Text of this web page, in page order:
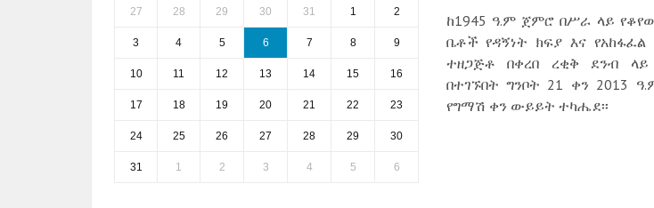
27 28 29 30 31 1 2
3 4 5 6 7 8 9
10 11 12 13 14 15 16
17 18 19 20 21 22 23
24 25 26 27 28 29 30
31 1 2 3 4 5 6
ከ1945 ዓ.ም ጀምሮ በሥራ ላይ
ቤቶች የዳኝነት ክፍያ እና
ተዘጋጅቶ በቀረበ ረቂቅ ደንብ ላይ
በተገኙበት ግንቦት 21 ቀን 2013
የግማሽ ቀን ውይይት ተካሔደ፡፡